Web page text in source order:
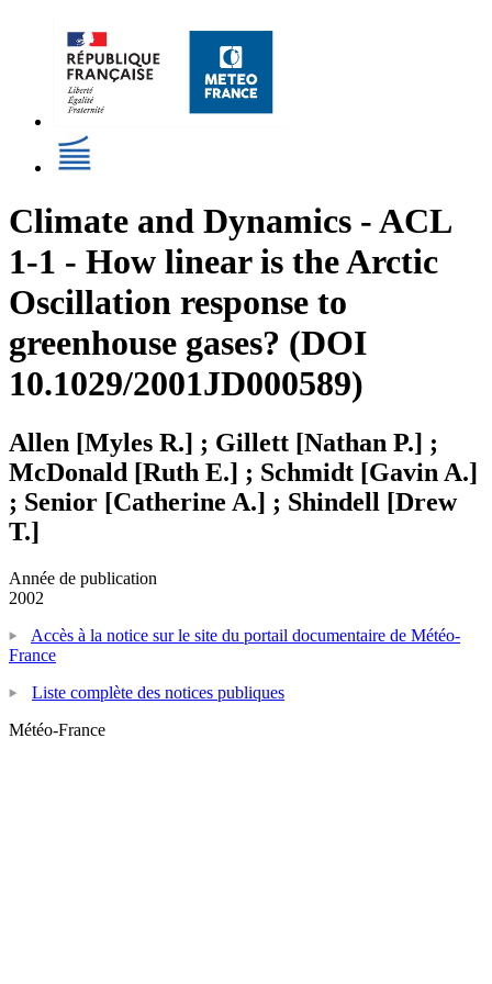
Climate and Dynamics - ACL
1-1 - How linear is the Arctic
Oscillation response to
greenhouse gases? (DOI
10.1029/2001JD000589)
Allen [Myles R.] ; Gillett [Nathan P.] ;
McDonald [Ruth E.] ; Schmidt [Gavin A.]
; Senior [Catherine A.] ; Shindell [Drew
T.]
Année de publication
2002
Accès à la notice sur le site du portail documentaire de Météo-
France
Liste complète des notices publiques
Météo-France